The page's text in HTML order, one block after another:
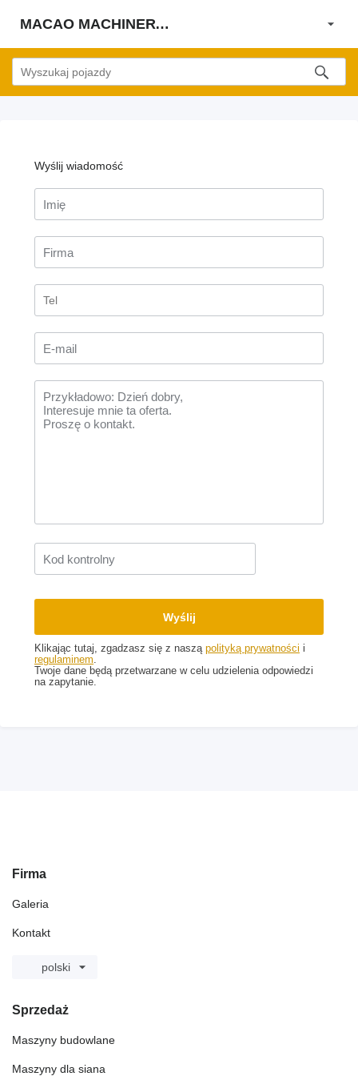
MACAO MACHINERY S.R.L.
Wyślij wiadomość
Klikając tutaj, zgadzasz się z naszą polityką prywatności i
regulaminem.
Twoje dane będą przetwarzane w celu udzielenia odpowiedzi
na zapytanie.
Firma
Galeria
Kontakt
polski
Sprzedaż
Maszyny budowlane
Maszyny dla siana